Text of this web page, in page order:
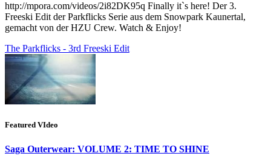
http://mpora.com/videos/2i82DK95q Finally it`s here! Der 3.
Freeski Edit der Parkflicks Serie aus dem Snowpark Kaunertal,
gemacht von der HZU Crew. Watch & Enjoy!
The Parkflicks - 3rd Freeski Edit
Featured VIdeo
Saga Outerwear: VOLUME 2: TIME TO SHINE